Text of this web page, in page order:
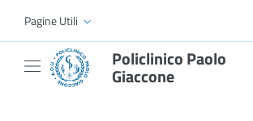
Skip to Main Content
Pagine Utili
Policlinico Paolo
Giaccone